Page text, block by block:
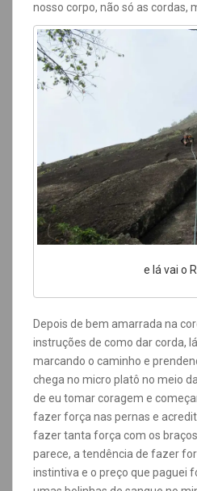
nosso corpo, não só as cordas,
e lá vai o
Depois de bem amarrada na
instruções de como dar corda,
marcando o caminho e
chega no micro platô no meio
de eu tomar coragem e
fazer força nas pernas e
fazer tanta força com os
parece, a tendência de fazer
instintiva e o preço que paguei